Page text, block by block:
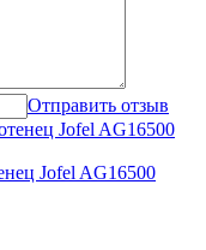
Отправить отзыв
Jofel AG16500